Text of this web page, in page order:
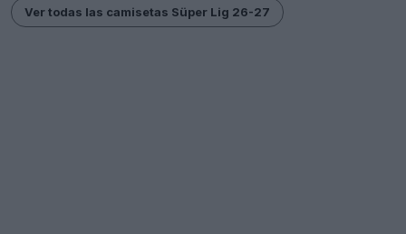
Ver todas las camisetas Süper Lig 26-27